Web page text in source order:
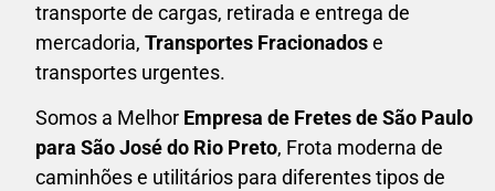
transporte de cargas, retirada e entrega de
mercadoria, Transportes Fracionadose
transportes urgentes.
Somos a Melhor Empresa de Fretesde São Paulo
para São José do Rio Preto, Frota moderna de
caminhões e utilitários para diferentes tipos de